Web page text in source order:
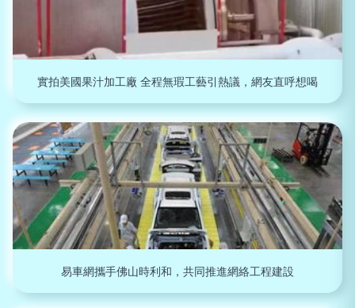
實拍美國果汁加工廠 全程無瑕工藝引熱議，網友直呼想喝
易車網攜手佛山時利和，共同推進網絡工程建設